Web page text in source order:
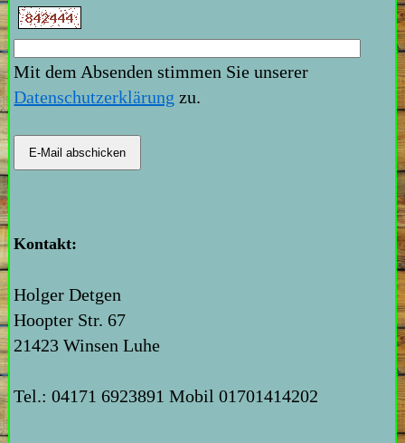
Mit dem Absenden stimmen Sie unserer
Datenschutzerklärung zu.
Kontakt:
Holger Detgen
Hoopter Str. 67
21423 Winsen Luhe
Tel.: 04171 6923891 Mobil 01701414202